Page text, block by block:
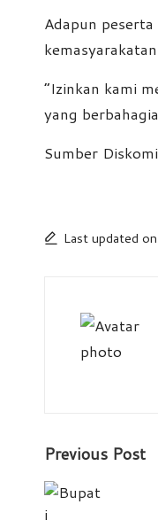
Adapun
“Izinkan kami
yang
Sumber
Last updated
Post
Previous Post